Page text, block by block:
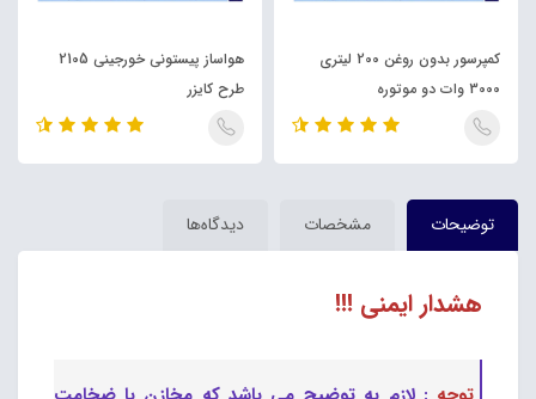
کمپرسور بدون روغن 200 لیتری
3000 وات دو موتوره
هواساز پیستونی خورجینی 2105
طرح کایزر
توضیحات مشخصات دیدگاه‌ها
هشدار ایمنی !!!